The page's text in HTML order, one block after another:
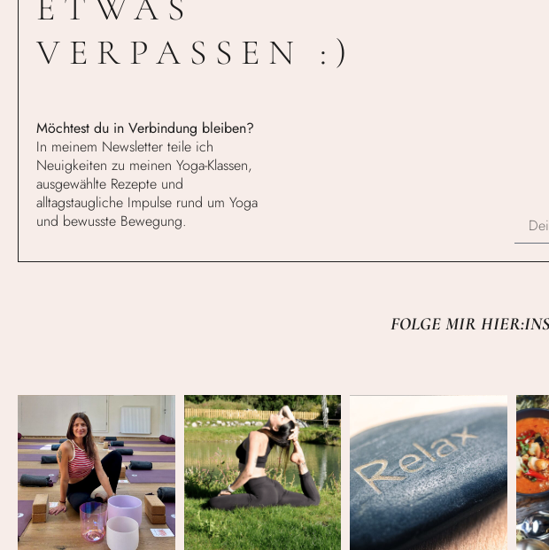
VERPASSEN :)
Möchtest du in Verbindung bleiben?
In meinem Newsletter teile ich
Neuigkeiten zu meinen Yoga-Klassen,
ausgewählte Rezepte und
alltagstaugliche Impulse rund um Yoga
und bewusste Bewegung.
FOLGE MIR HIER: